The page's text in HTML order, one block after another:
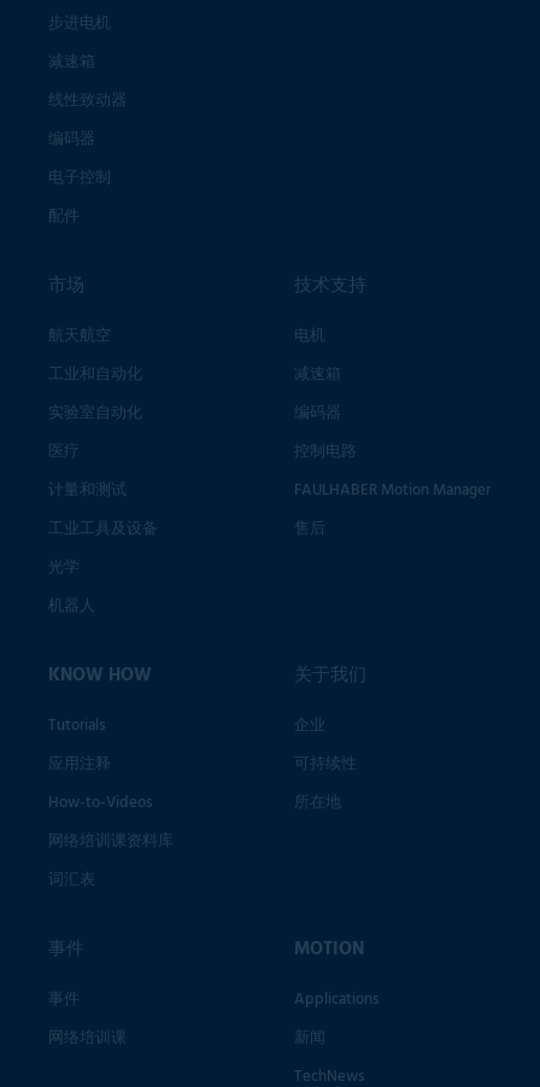
步进电机
减速箱
线性致动器
编码器
电子控制
配件
市场
航天航空
工业和自动化
实验室自动化
医疗
计量和测试
工业工具及设备
光学
机器人
技术支持
电机
减速箱
编码器
控制电路
FAULHABER Motion Manager
售后
KNOW HOW
Tutorials
应用注释
How-to-Videos
网络培训课资料库
词汇表
关于我们
企业
可持续性
所在地
事件
事件
网络培训课
MOTION
Applications
新闻
TechNews